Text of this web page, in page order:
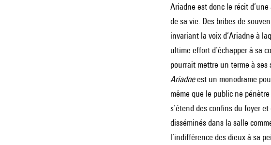
Ariadne est donc le récit
de sa vie. Des bribes de
invariant la voix d’Ariadne à
ultime effort d’échapper à sa
pourrait mettre un terme à ses
Ariadneest un monodrame
même que le public ne
s’étend des confins du foyer
disséminés dans la salle
l’indifférence des dieux à sa